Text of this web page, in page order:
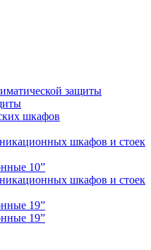
защиты
шкафов
шкафов и стоек
10”
шкафов и стоек
19”
19”